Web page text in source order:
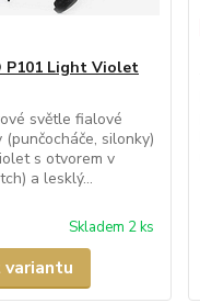
P101 Light Violet
světle fialové
silonky)
s otvorem v
a lesklý...
Skladem 2 ks